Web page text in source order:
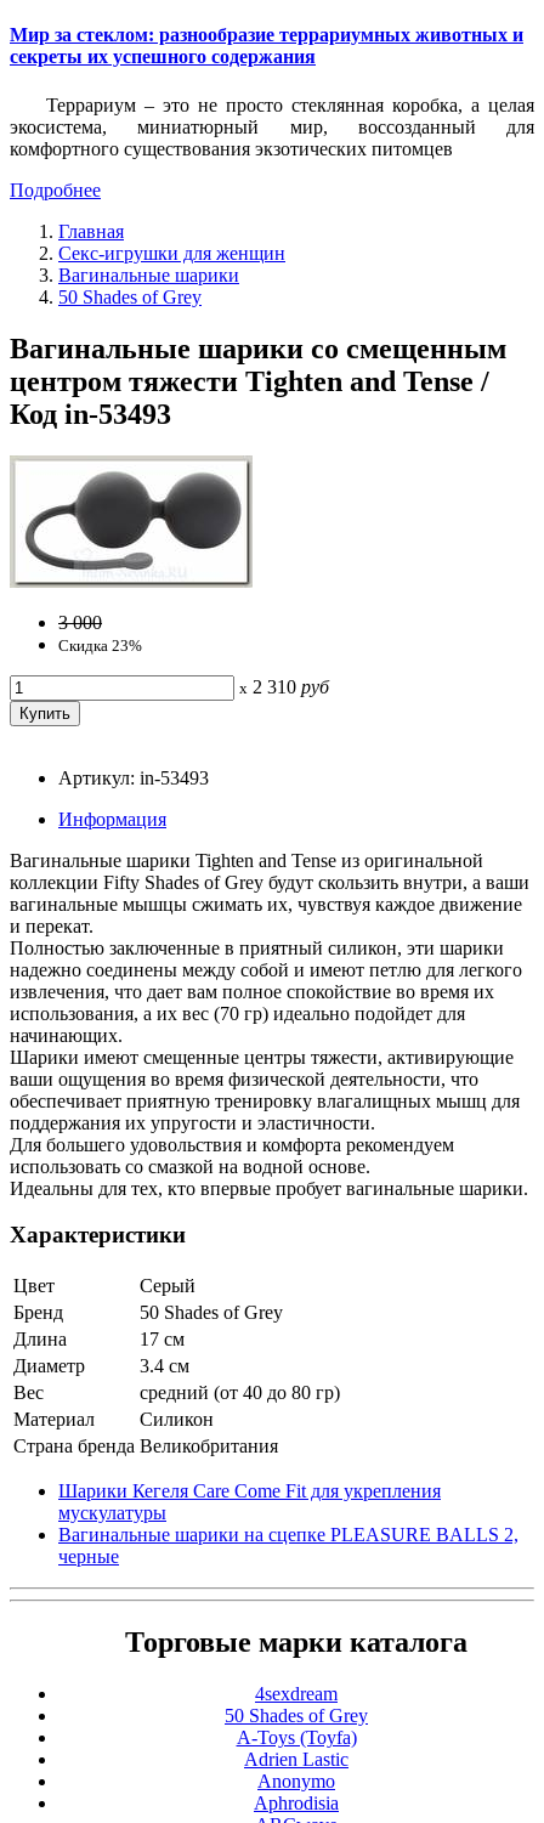
Мир за стеклом: разнообразие террариумных животных и
секреты их успешного содержания
Террариум – это не просто стеклянная коробка, а целая
экосистема, миниатюрный мир, воссозданный для
комфортного существования экзотических питомцев
Подробнее
Главная
Секс-игрушки для женщин
Вагинальные шарики
50 Shades of Grey
Вагинальные шарики со смещенным
центром тяжести Tighten and Tense /
Код in-53493
3 000
Скидка 23%
x 2 310 руб
Артикул: in-53493
Информация
Вагинальные шарики Tighten and Tense из оригинальной
коллекции Fifty Shades of Grey будут скользить внутри, а ваши
вагинальные мышцы сжимать их, чувствуя каждое движение
и перекат.
Полностью заключенные в приятный силикон, эти шарики
надежно соединены между собой и имеют петлю для легкого
извлечения, что дает вам полное спокойствие во время их
использования, а их вес (70 гр) идеально подойдет для
начинающих.
Шарики имеют смещенные центры тяжести, активирующие
ваши ощущения во время физической деятельности, что
обеспечивает приятную тренировку влагалищных мышц для
поддержания их упругости и эластичности.
Для большего удовольствия и комфорта рекомендуем
использовать со смазкой на водной основе.
Идеальны для тех, кто впервые пробует вагинальные шарики.
Характеристики
Цвет
Серый
Бренд
50 Shades of Grey
Длина
17 см
Диаметр
3.4 см
Вес
средний (от 40 до 80 гр)
Материал
Силикон
Страна бренда Великобритания
Шарики Кегеля Care Come Fit для укрепления
мускулатуры
Вагинальные шарики на сцепке PLEASURE BALLS 2,
черные
Торговые марки каталога
4sexdream
50 Shades of Grey
A-Toys (Toyfa)
Adrien Lastic
Anonymo
Aphrodisia